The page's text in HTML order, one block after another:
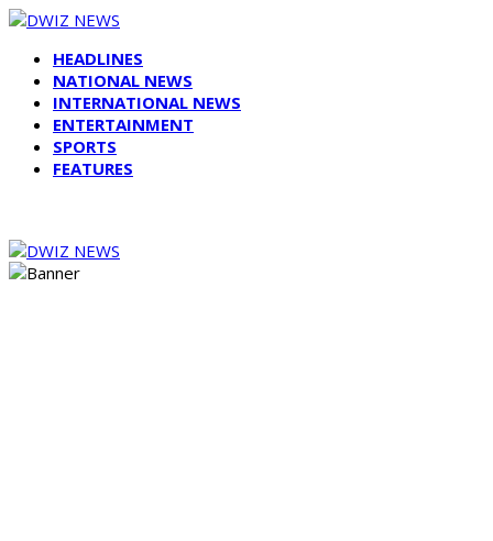
HEADLINES
NATIONAL NEWS
INTERNATIONAL NEWS
ENTERTAINMENT
SPORTS
FEATURES